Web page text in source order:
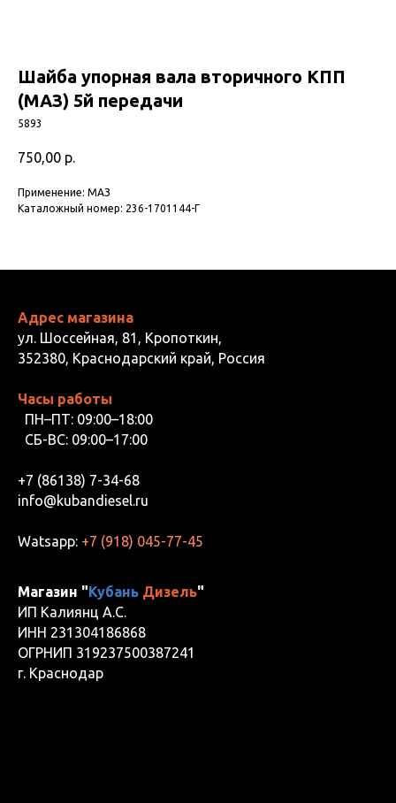
Шайба упорная вала вторичного КПП
(МАЗ) 5й передачи
5893
750,00 р.
Применение: МАЗ
Каталожный номер: 236-1701144-Г
Адрес магазина
ул. Шоссейная, 81, Кропоткин,
352380, Краснодарский край, Россия
Часы работы
ПН–ПТ: 09:00–18:00
СБ-ВС: 09:00–17:00
+7 (86138) 7-34-68
info@kubandiesel.ru
Watsapp: +7 (918) 045-77-45
Магазин "Кубань Дизель"
ИП Калиянц А.С.
ИНН 231304186868
ОГРНИП 319237500387241
г. Краснодар